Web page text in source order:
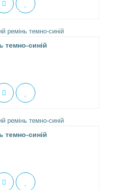
темно-синій
темно-синій